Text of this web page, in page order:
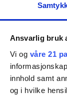
Ansvarlig bruk
Vi og våre 21
innhold samt
og i hvilke
Han
komme i form